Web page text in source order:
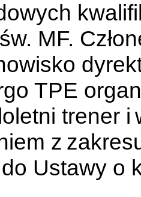
MF.
TPE
trener i
z
Ustawy o